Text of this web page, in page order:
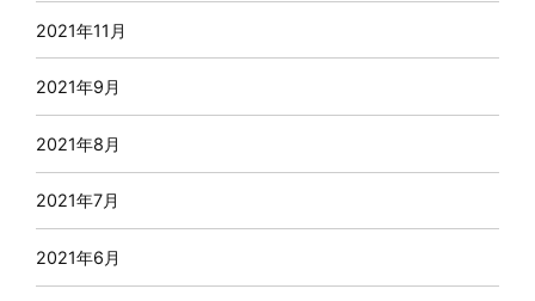
2021年11月
2021年9月
2021年8月
2021年7月
2021年6月